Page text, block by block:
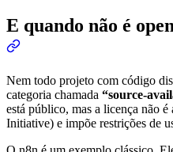
E quando não é
Nem todo projeto com código
categoria chamada “source-
está público, mas a licença não
Initiative) e impõe restrições de